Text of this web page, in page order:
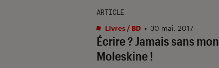
Écrire ? Jamais sans mon
Moleskine !
ARTICLE
Livres / BD • 30 mai. 2017